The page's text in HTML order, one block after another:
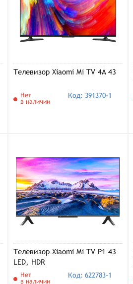
Телевизор Xiaomi Mi TV 4A 43
Нет
в наличии
Код: 391370-1
Телевизор Xiaomi Mi TV P1 43
LED, HDR
Нет
в наличии
Код: 622783-1